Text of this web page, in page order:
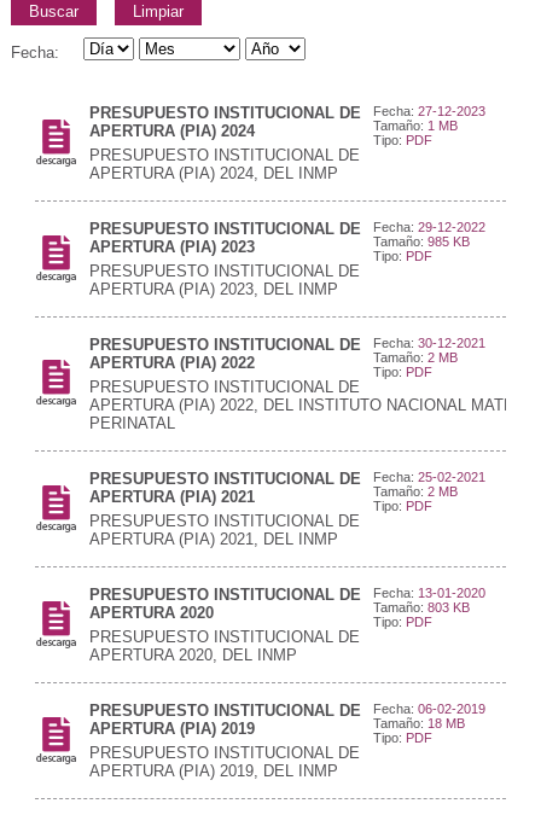
Buscar Limpiar
Fecha:
Fecha:27-12-2023
Tamaño: 1 MB
Tipo: PDF
PRESUPUESTO INSTITUCIONAL DE
APERTURA (PIA) 2024
PRESUPUESTO INSTITUCIONAL DE
APERTURA (PIA) 2024, DEL INMP
Fecha:29-12-2022
Tamaño:985 KB
Tipo: PDF
PRESUPUESTO INSTITUCIONAL DE
APERTURA (PIA) 2023
PRESUPUESTO INSTITUCIONAL DE
APERTURA (PIA) 2023, DEL INMP
Fecha:30-12-2021
Tamaño:2 MB
Tipo: PDF
PRESUPUESTO INSTITUCIONAL DE
APERTURA (PIA) 2022
PRESUPUESTO INSTITUCIONAL DE
APERTURA (PIA) 2022, DEL INSTITUTO NACIONAL
PERINATAL
Fecha:25-02-2021
Tamaño:2 MB
Tipo: PDF
PRESUPUESTO INSTITUCIONAL DE
APERTURA (PIA) 2021
PRESUPUESTO INSTITUCIONAL DE
APERTURA (PIA) 2021, DEL INMP
Fecha: 13-01-2020
Tamaño:803 KB
Tipo: PDF
PRESUPUESTO INSTITUCIONAL DE
APERTURA 2020
PRESUPUESTO INSTITUCIONAL DE
APERTURA 2020, DEL INMP
Fecha:06-02-2019
Tamaño: 18 MB
Tipo: PDF
PRESUPUESTO INSTITUCIONAL DE
APERTURA (PIA) 2019
PRESUPUESTO INSTITUCIONAL DE
APERTURA (PIA) 2019, DEL INMP